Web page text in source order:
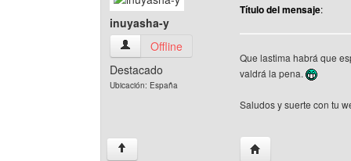
inuyasha-y
inuyasha-y Ver perfil del usuario
Offline
Destacado
Ubicación: España
Título del mensaje:
Que lastima habrá que
valdrá la pena.
Saludos y suerte con tu
↑ Visitar sitio web del